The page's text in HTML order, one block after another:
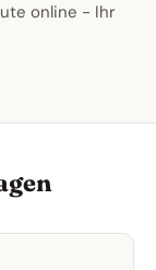
online - Ihr